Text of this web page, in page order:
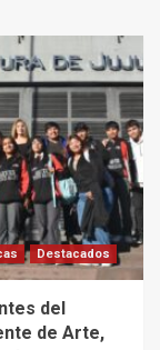
Destacados
del
de Arte,